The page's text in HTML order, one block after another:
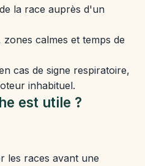
la race auprès d'un
calmes et temps de
cas de signe respiratoire,
inhabituel.
est utile ?
les races avant une